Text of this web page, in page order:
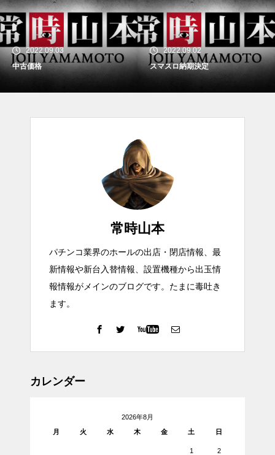
2022.09.03
中古価格
2022.09.02
スマスロ納期決定
常時山本
パチンコ業界のホールの出店・閉店情報、最
新情報や新台入替情報、設置機種から出玉情
報情報がメインのブログです。たまに毒吐き
ます。
カレンダー
2026年8月
月
火 水 木 金 土 日
1 2